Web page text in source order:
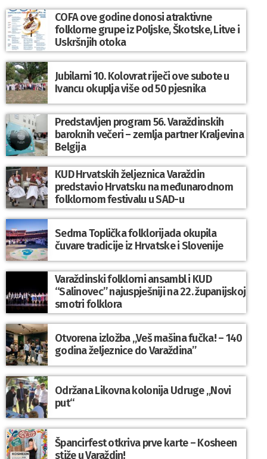
COFA ove godine donosi atraktivne
folklorne grupe iz Poljske, Škotske, Litve i
Uskršnjih otoka
Jubilarni 10. Kolovrat riječi ove subote u
Ivancu okuplja više od 50 pjesnika
Predstavljen program 56. Varaždinskih
baroknih večeri – zemlja partner Kraljevina
Belgija
KUD Hrvatskih željeznica Varaždin
predstavio Hrvatsku na međunarodnom
folklornom festivalu u SAD-u
Sedma Toplička folklorijada okupila
čuvare tradicije iz Hrvatske i Slovenije
Varaždinski folklorni ansambl i KUD
“Salinovec” najuspješniji na 22. županijskoj
smotri folklora
Otvorena izložba „Veš mašina fučka! – 140
godina željeznice do Varaždina”
Održana Likovna kolonija Udruge „Novi
put“
Špancirfest otkriva prve karte – Kosheen
stiže u Varaždin!